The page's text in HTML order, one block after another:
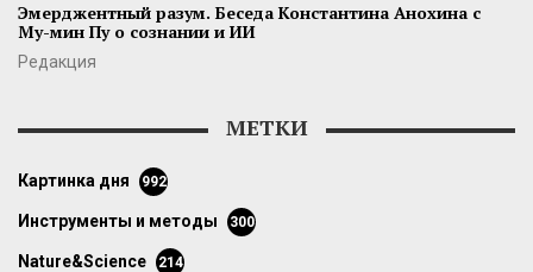
Эмерджентный разум. Беседа Константина Анохина с
Му-мин Пу о сознании и ИИ
Редакция
МЕТКИ
картинка дня 992
инструменты и методы 300
Nature&Science 214